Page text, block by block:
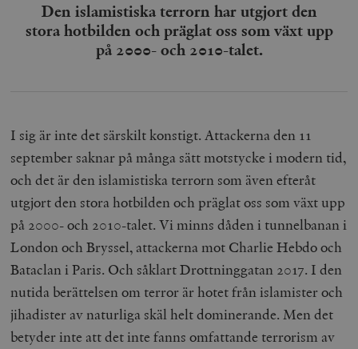
Den islamistiska terrorn har utgjort den
stora hotbilden och präglat oss som växt upp
på 2000- och 2010-talet.
I sig är inte det särskilt konstigt. Attackerna den 11
september saknar på många sätt motstycke i modern tid,
och det är den islamistiska terrorn som även efteråt
utgjort den stora hotbilden och präglat oss som växt upp
på 2000- och 2010-talet. Vi minns dåden i tunnelbanan i
London och Bryssel, attackerna mot Charlie Hebdo och
Bataclan i Paris. Och såklart Drottninggatan 2017. I den
nutida berättelsen om terror är hotet från islamister och
jihadister av naturliga skäl helt dominerande. Men det
betyder inte att det inte fanns omfattande terrorism av